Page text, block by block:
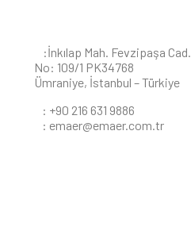
:İnkılap Mah. Fevzipaşa Cad.
No: 109/1 PK34768
Ümraniye, İstanbul – Türkiye
: +90 216 631 9886
: emaer@emaer.com.tr